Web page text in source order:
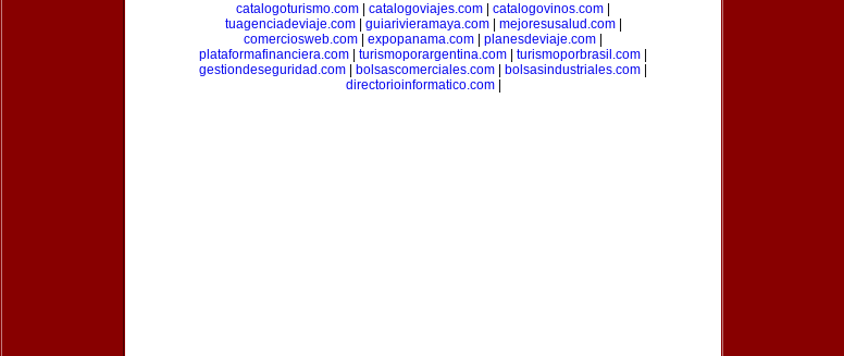
catalogoturismo.com
catalogoviajes.com catalogovinos.com
tuagenciadeviaje.com| guiarivieramaya.com| mejoresusalud.com|
comerciosweb.com
expopanama.com planesdeviaje.com
plataformafinanciera.com
turismoporargentina.com turismoporbrasil.com
gestiondeseguridad.com
bolsascomerciales.com bolsasindustriales.com
directorioinformatico.com|